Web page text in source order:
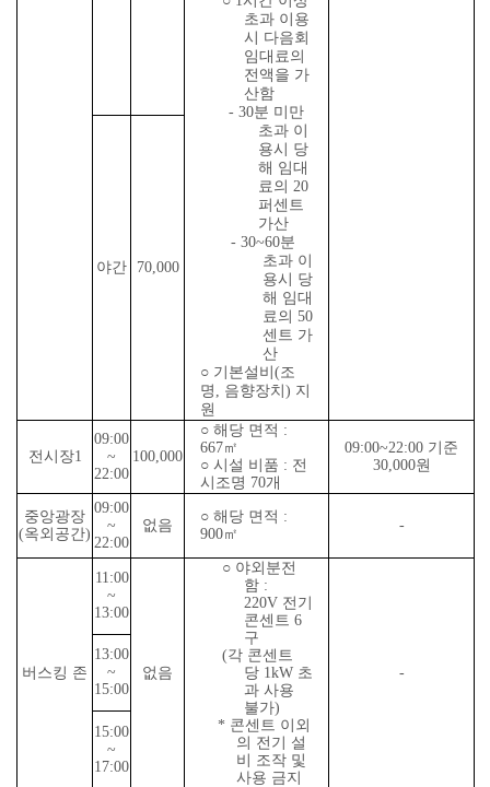
초과 이용
시 다음회
임대료의
전액을 가
산함
- 30분 미만
초과 이
용시 당
해 임대
료의 20
퍼센트
가산
- 30~60분
초과 이
용시 당
해 임대
료의 50
센트 가
산
○ 기본설비 (조
명 , 음향장치 ) 지
원
야간 70,000
전시장1
09:00
~
22:00
100,000
○ 해당 면적 :
667㎡
○ 시설 비품 : 전
시조명 70개
09:00~22:00 기준
30,000원
중앙광장
(옥외공간)
09:00
~
22:00
없음
○ 해당 면적 :
900㎡
-
버스킹 존
11:00
~
13:00
없음
○ 야외분전
함 :
220V 전기
콘센트 6
구
(각 콘센트
당 1kW 초
과 사용
불가)
* 콘센트 이외
의 전기 설
비 조작 및
사용 금지
-
13:00
~
15:00
15:00
~
17:00